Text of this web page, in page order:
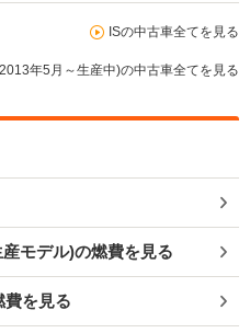
ISの中古車全てを見る
年5月～生産中)の中古車全てを見る
モデル)の燃費を見る
費を見る